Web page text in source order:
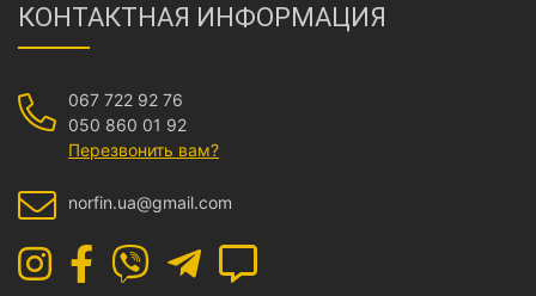
КОНТАКТНАЯ ИНФОРМАЦИЯ
067 722 92 76
050 860 01 92
Перезвонить вам?
norfin.ua@gmail.com